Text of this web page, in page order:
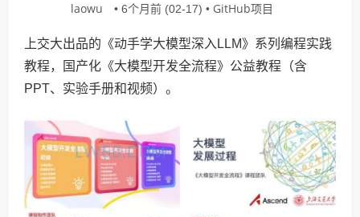
laowu • 6个月前 (02-17) • GitHub项目
上交大出品的《动手学大模型深入LLM》系列编程实践
教程，国产化《大模型开发全流程》公益教程（含
PPT、实验手册和视频）。